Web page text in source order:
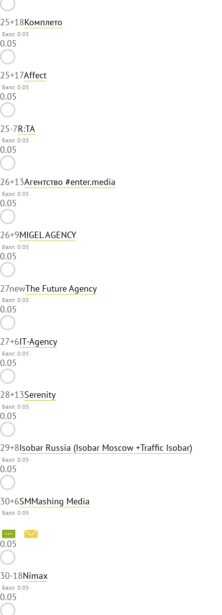
25+18Комплето
Балл: 0.05
0.05
25+17Affect
Балл: 0.05
0.05
25-7R:TA
Балл: 0.05
0.05
26+13Агентство #enter.media
Балл: 0.05
0.05
26+9MIGEL AGENCY
Балл: 0.05
0.05
27newThe Future Agency
Балл: 0.05
0.05
27+6IT-Agency
Балл: 0.05
0.05
28+13Serenity
Балл: 0.05
0.05
29+8Isobar Russia (Isobar Moscow +Traffic Isobar)
Балл: 0.05
0.05
30+6SMMashing Media
Балл: 0.05
0.05
30-18Nimax
Балл: 0.05
0.05